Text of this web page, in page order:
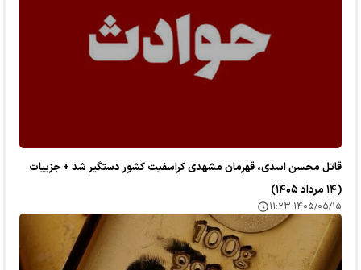
قاتل محسن اسدی، قهرمان مشهدی کراسفیت کشور دستگیر شد + جزییات
(۱۴ مرداد ۱۴۰۵)
۱۴۰۵/۰۵/۱۵ ۱۱:۲۳